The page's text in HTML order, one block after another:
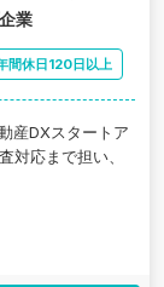
業
間休日120日以上
産DXスタートア
対応まで担い、